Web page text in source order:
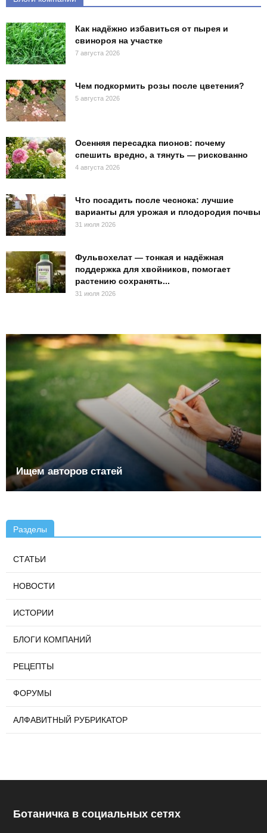
Как надёжно избавиться от пырея и
свинороя на участке
7 августа 2026
Чем подкормить розы после цветения?
5 августа 2026
Осенняя пересадка пионов: почему
спешить вредно, а тянуть — рискованно
4 августа 2026
Что посадить после чеснока: лучшие
варианты для урожая и плодородия почвы
31 июля 2026
Фульвохелат — тонкая и надёжная
поддержка для хвойников, помогает
растению сохранять...
31 июля 2026
Ищем авторов статей
Разделы
СТАТЬИ
НОВОСТИ
ИСТОРИИ
БЛОГИ КОМПАНИЙ
РЕЦЕПТЫ
ФОРУМЫ
АЛФАВИТНЫЙ РУБРИКАТОР
Ботаничка в социальных сетях